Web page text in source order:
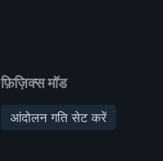
फ़िज़िक्स मॉड
आंदोलन गति सेट करें